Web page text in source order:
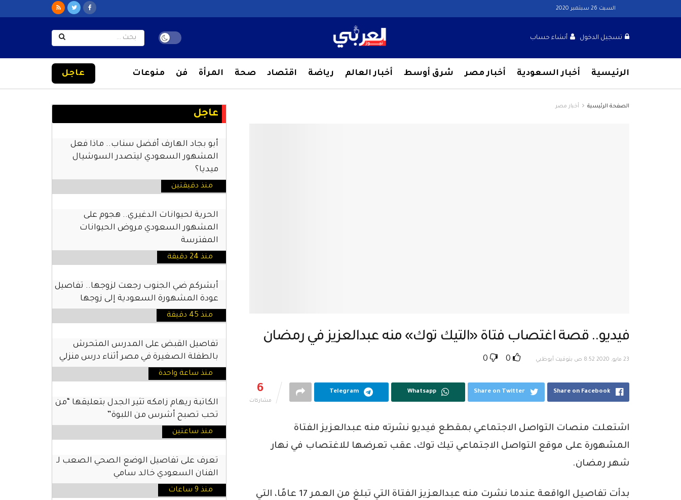
السبت 26 سبتمبر 2020
تسجيل الدخول أنشاء حساب
الرئيسية أخبار السعودية أخبار مصر شرق أوسط أخبار العالم رياضة اقتصاد صحة المرأة فن منوعات عاجل
الصفحة الرئيسية أخبار مصر
فيديو.. قصة اغتصاب فتاة «التيك توك» منه عبدالعزيز في رمضان
23 مايو, 2020 8:52 ص بتوقيت أبوظبي 0
0
6
مشاركات
Share on Facebook
Share on Twitter
Whatsapp
Telegram
اشتعلت منصات التواصل الاجتماعي بمقطع فيديو نشرته منه عبدالعزيز الفتاة
المشهورة على موقع التواصل الاجتماعي تيك توك، عقب تعرضها للاغتصاب في نهار
شهر رمضان.
بدأت تفاصيل الواقعة عندما نشرت منه عبدالعزيز الفتاة التي تبلغ من العمر 17 عامًا، التي
عاجل
أبو بجاد الهارف أفضل سناب.. ماذا فعل
المشهور السعودي ليتصدر السوشيال
ميديا؟
منذ دقيقتين
الحرية لحيوانات الدغيري.. هجوم على
المشهور السعودي مروض الحيوانات
المفترسة
منذ 24 دقيقة
أبشركم ضي الجنوب رجعت لزوجها.. تفاصيل
عودة المشهورة السعودية إلى زوجها
منذ 45 دقيقة
تفاصيل القبض على المدرس المتحرش
بالطفلة الصغيرة في مصر أثناء درس منزلي
منذ ساعة واحدة
الكاتبة ريهام زامكه تثير الجدل بتعليقها “من
تحب تصبح أشرس من اللبوة”
منذ ساعتين
تعرف على تفاصيل الوضع الصحي الصعب لـ
الفنان السعودي خالد سامي
منذ 9 ساعات